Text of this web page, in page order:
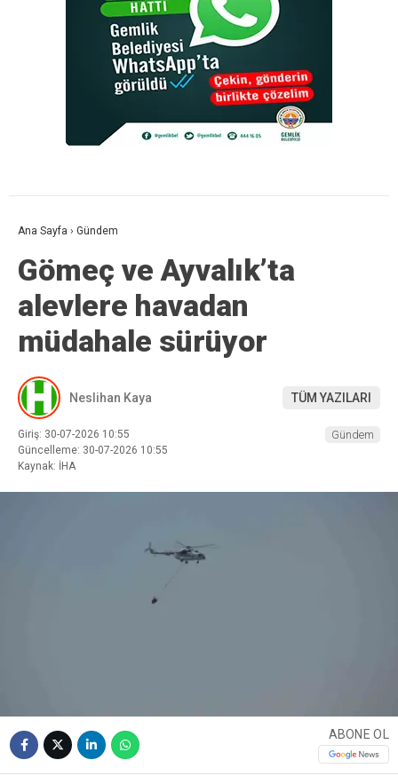
Ana Sayfa › Gündem
Gömeç ve Ayvalık’ta
alevlere havadan
müdahale sürüyor
Neslihan Kaya TÜM YAZILARI
Giriş: 30-07-2026 10:55
Güncelleme: 30-07-2026 10:55
Kaynak: İHA
Gündem
ABONE OL